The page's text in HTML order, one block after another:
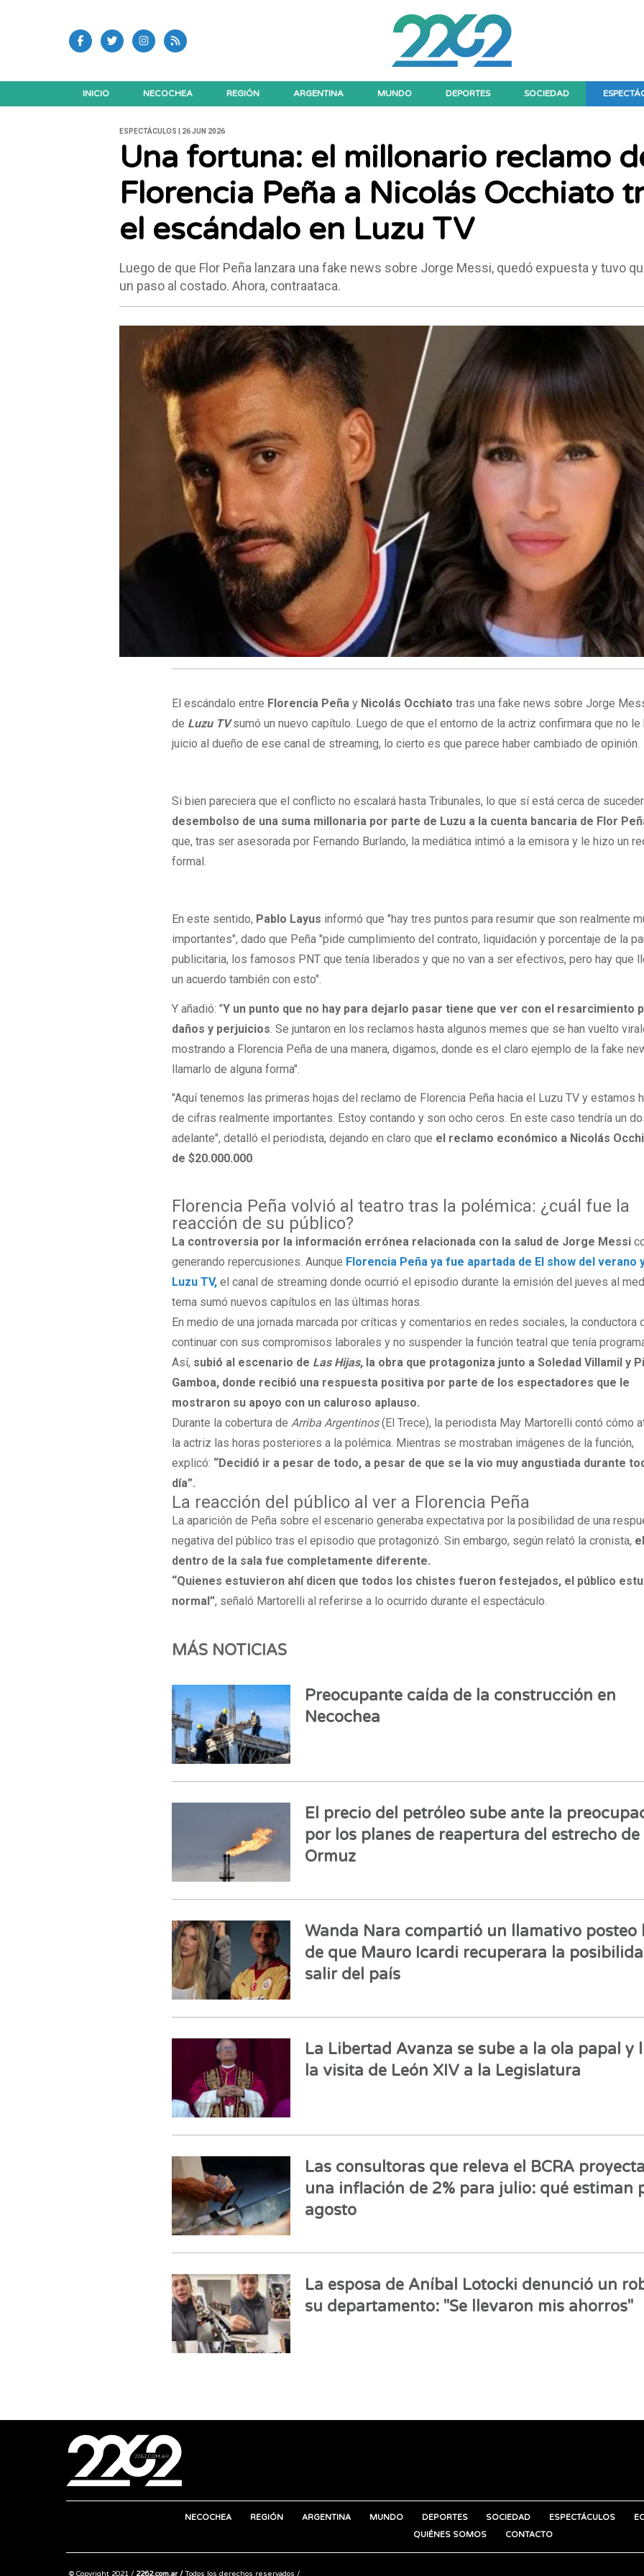
INICIO NECOCHEA REGIÓN ARGENTINA MUNDO DEPORTES SOCIEDAD
ESPECTÁCULOS | 26 JUN 2026
Una fortuna: el millonario reclamo
Florencia Peña a Nicolás Occhiato
el escándalo en Luzu TV
Luego de que Flor Peña lanzara una fake news sobre Jorge Messi, quedó expuesta y tuvo
un paso al costado. Ahora, contraataca.
El escándalo entre Florencia Peña y Nicolás Occhiato tras una fake news sobre Jorge
de Luzu TVsumó un nuevo capítulo. Luego de que el entorno de la actriz confirmara que no le
juicio al dueño de ese canal de streaming, lo cierto es que parece haber cambiado de opinión.
Si bien pareciera que el conflicto no escalará hasta Tribunales, lo que sí está cerca de
desembolso de una suma millonaria por parte de Luzu a la cuenta bancaria de Flor
que, tras ser asesorada por Fernando Burlando, la mediática intimó a la emisora y le hizo un
formal.
En este sentido, Pablo Layus informó que "hay tres puntos para resumir que son realmente
importantes", dado que Peña "pide cumplimiento del contrato, liquidación y porcentaje de la
publicitaria, los famosos PNT que tenía liberados y que no van a ser efectivos, pero hay que
un acuerdo también con esto".
Y añadió: "Y un punto que no hay para dejarlo pasar tiene que ver con el resarcimiento
daños y perjuicios . Se juntaron en los reclamos hasta algunos memes que se han vuelto
mostrando a Florencia Peña de una manera, digamos, donde es el claro ejemplo de la fake
llamarlo de alguna forma".
"Aquí tenemos las primeras hojas del reclamo de Florencia Peña hacia el Luzu TV y estamos
de cifras realmente importantes. Estoy contando y son ocho ceros. En este caso tendría un
adelante", detalló el periodista, dejando en claro que el reclamo económico a Nicolás
de $20.000.000
Florencia Peña volvió al teatro tras la polémica: ¿cuál fue la
reacción de su público?
La controversia por la información errónea relacionada con la salud de Jorge Messi
generando repercusiones. Aunque Florencia Peña ya fue apartada de El show del verano
Luzu TV, el canal de streaming donde ocurrió el episodio durante la emisión del jueves al
tema sumó nuevos capítulos en las últimas horas.
En medio de una jornada marcada por críticas y comentarios en redes sociales, la conductora
continuar con sus compromisos laborales y no suspender la función teatral que tenía
Así, subió al escenario de Las Hijas, la obra que protagoniza junto a Soledad Villamil y
Gamboa, donde recibió una respuesta positiva por parte de los espectadores que le
mostraron su apoyo con un caluroso aplauso.
Durante la cobertura deArriba Argentinos(El Trece), la periodista May Martorelli contó cómo
la actriz las horas posteriores a la polémica. Mientras se mostraban imágenes de la función,
explicó: “Decidió ir a pesar de todo, a pesar de que se la vio muy angustiada durante
día”.
La reacción del público al ver a Florencia Peña
La aparición de Peña sobre el escenario generaba expectativa por la posibilidad de una
negativa del público tras el episodio que protagonizó. Sin embargo, según relató la cronista,
dentro de la sala fue completamente diferente.
“Quienes estuvieron ahí dicen que todos los chistes fueron festejados, el público
normal”, señaló Martorelli al referirse a lo ocurrido durante el espectáculo.
MÁS NOTICIAS
Preocupante caída de la construcción en
Necochea
El precio del petróleo sube ante la
por los planes de reapertura del estrecho de
Ormuz
Wanda Nara compartió un llamativo posteo
de que Mauro Icardi recuperara la
salir del país
La Libertad Avanza se sube a la ola papal y
la visita de León XIV a la Legislatura
Las consultoras que releva el BCRA
una inflación de 2% para julio: qué estiman
agosto
La esposa de Aníbal Lotocki denunció un
su departamento: "Se llevaron mis ahorros"
NECOCHEA REGIÓN ARGENTINA MUNDO DEPORTES SOCIEDAD ESPECTÁCULOS
QUIÉNES SOMOS
CONTACTO
© Copyright 2021 / 2262.com.ar /Todos los derechos reservados /